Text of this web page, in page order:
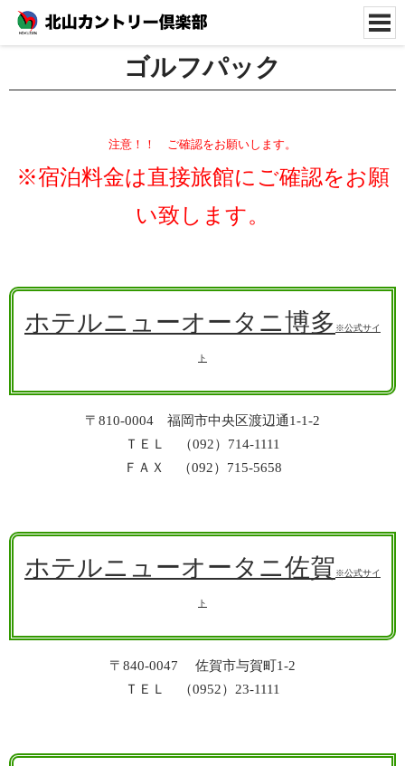
ゴルフパック
注意！！ ご確認をお願いします。
※宿泊料金は直接旅館にご確認をお願
い致します。
ホテルニューオータニ博多 ※公式サイ
ト
〒810-0004 福岡市中央区渡辺通1-1-2
ＴＥＬ （092）714-1111
ＦＡＸ （092）715-5658
ホテルニューオータニ佐賀※公式サイ
ト
〒840-0047 佐賀市与賀町1-2
ＴＥＬ （0952）23-1111